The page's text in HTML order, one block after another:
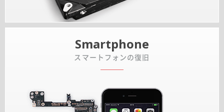
Smartphone
スマートフォンの復旧